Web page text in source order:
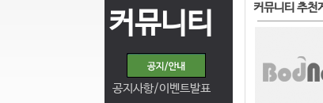
커뮤니티
공지사항/이벤트발표
커뮤니티 추천